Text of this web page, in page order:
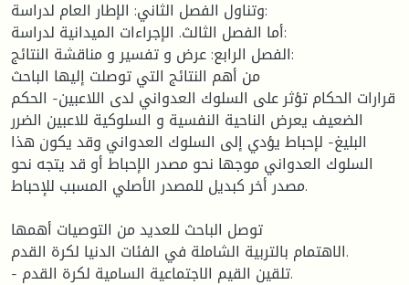
وتناول الفصل الثاني: الإطار العام لدراسة:
أما الفصل الثالث. الإجراءات الميدانية لدراسة:
الفصل الرابع: عرض و تفسير و مناقشة النتائج:
من أهم النتائج التي توصلت إليها الباحث
قرارات الحكام تؤثر على السلوك العدواني لدى اللاعبين- الحكم
الضعيف يعرض الناحية النفسية و السلوكية للاعبين الضرر
البليغ- لإحباط يؤدي إلى السلوك العدواني وقد يكون هذا
السلوك العدواني موجها نحو مصدر الإحباط أو قد يتجه نحو
مصدر أخر كبديل للمصدر الأصلي المسبب للإحباط.
توصل الباحث للعديد من التوصيات أهمها
الاهتمام بالتربية الشاملة في الفئات الدنيا لكرة القدم.
- تلقين القيم الاجتماعية السامية لكرة القدم.